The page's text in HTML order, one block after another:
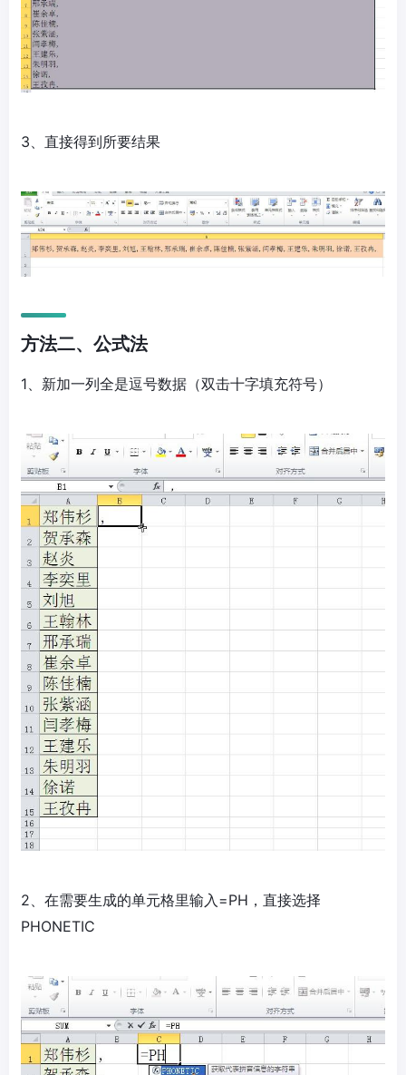
3、直接得到所要结果
方法二、公式法
1、新加一列全是逗号数据（双击十字填充符号）
2、在需要生成的单元格里输入=PH，直接选择
PHONETIC